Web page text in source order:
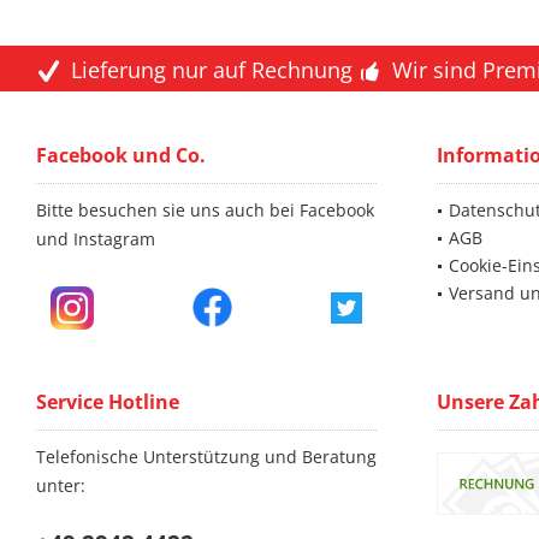
Lieferung nur auf Rechnung Wir sind
Facebook und Co.
Bitte besuchen sie uns auch bei Facebook
und Instagram
AGB
Cookie-
Versand
Service Hotline
Telefonische Unterstützung und Beratung
unter:
Unsere